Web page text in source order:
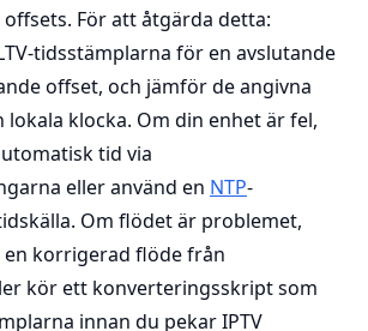
För att åtgärda detta:
tidsstämplarna för en avslutande
offset, och jämför de angivna
klocka. Om din enhet är fel,
tid via
eller använd en NTP-
Om flödet är problemet,
korrigerad flöde från
kör ett konverteringsskript som
innan du pekar IPTV